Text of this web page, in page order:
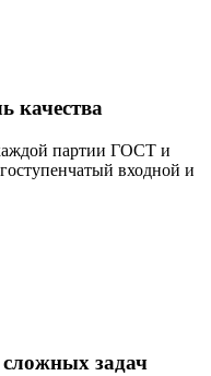
качества
партии ГОСТ и
входной и
задач